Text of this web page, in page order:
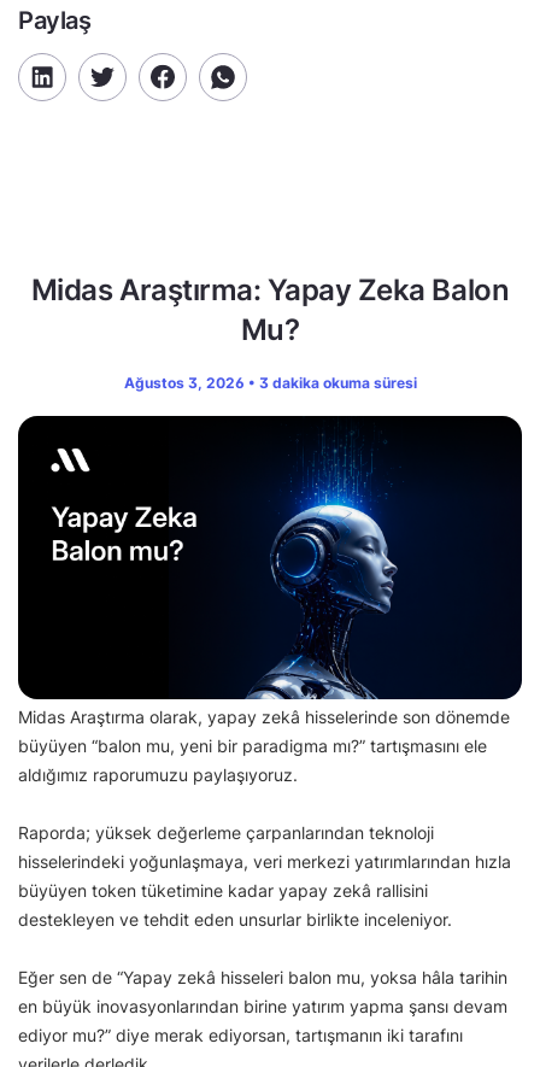
Paylaş
Midas Araştırma: Yapay Zeka Balon
Mu?
Ağustos 3, 2026 • 3 dakika okuma süresi
Midas Araştırma olarak, yapay zekâ hisselerinde son dönemde
büyüyen “balon mu, yeni bir paradigma mı?” tartışmasını ele
aldığımız raporumuzu paylaşıyoruz.
Raporda; yüksek değerleme çarpanlarından teknoloji
hisselerindeki yoğunlaşmaya, veri merkezi yatırımlarından hızla
büyüyen token tüketimine kadar yapay zekâ rallisini
destekleyen ve tehdit eden unsurlar birlikte inceleniyor.
Eğer sen de “Yapay zekâ hisseleri balon mu, yoksa hâla tarihin
en büyük inovasyonlarından birine yatırım yapma şansı devam
ediyor mu?” diye merak ediyorsan, tartışmanın iki tarafını